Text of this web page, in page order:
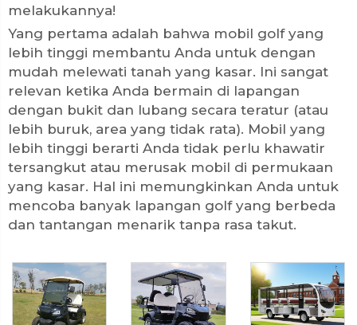
melakukannya!
Yang pertama adalah bahwa mobil golf yang
lebih tinggi membantu Anda untuk dengan
mudah melewati tanah yang kasar. Ini sangat
relevan ketika Anda bermain di lapangan
dengan bukit dan lubang secara teratur (atau
lebih buruk, area yang tidak rata). Mobil yang
lebih tinggi berarti Anda tidak perlu khawatir
tersangkut atau merusak mobil di permukaan
yang kasar. Hal ini memungkinkan Anda untuk
mencoba banyak lapangan golf yang berbeda
dan tantangan menarik tanpa rasa takut.